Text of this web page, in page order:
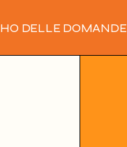
HO DELLE DOMANDE